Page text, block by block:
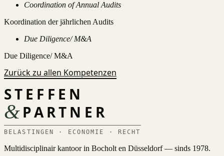
Coordination of Annual Audits
Koordination der jährlichen Audits
Due Diligence/ M&A
Due Diligence/ M&A
Zurück zu allen Kompetenzen
STEFFEN
&PARTNER
BELASTINGEN · ECONOMIE · RECHT
Multidisciplinair kantoor in Bocholt en Düsseldorf — sinds 1978.